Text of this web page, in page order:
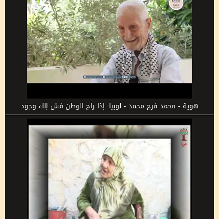
هوية - محمد فرح محمد - لوبيا: إذا راح الوطن فش إلك وجود